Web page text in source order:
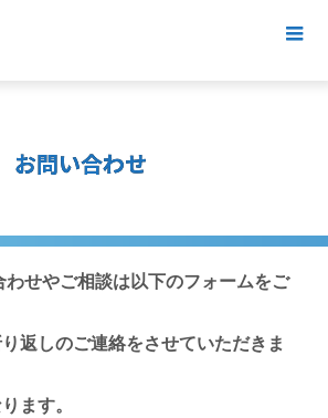
お問い合わせ
せやご相談は以下のフォームをご
返しのご連絡をさせていただきま
ます。